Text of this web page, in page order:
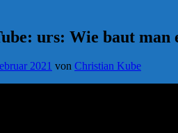
urs: Wie baut man
2021 von Christian Kube